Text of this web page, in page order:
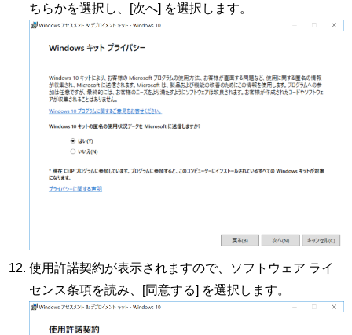
ちらかを選択し、[次へ] を選択します。
使用許諾契約が表示されますので、ソフトウェア ライ
センス条項を読み、[同意する] を選択します。